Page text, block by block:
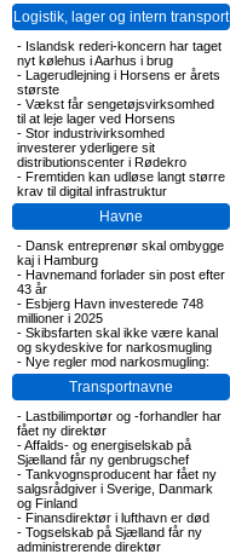
Logistik, lager og intern transport
- Islandsk rederi-koncern har taget
nyt kølehus i Aarhus i brug
- Lagerudlejning i Horsens er årets
største
- Vækst får sengetøjsvirksomhed
til at leje lager ved Horsens
- Stor industrivirksomhed
investerer yderligere sit
distributionscenter i Rødekro
- Fremtiden kan udløse langt større
krav til digital infrastruktur
Havne
- Dansk entreprenør skal ombygge
kaj i Hamburg
- Havnemand forlader sin post efter
43 år
- Esbjerg Havn investerede 748
millioner i 2025
- Skibsfarten skal ikke være kanal
og skydeskive for narkosmugling
- Nye regler mod narkosmugling:
Transportnavne
- Lastbilimportør og -forhandler har
fået ny direktør
-Affalds- og energiselskab på
Sjælland får ny genbrugschef
- Tankvognsproducent har fået ny
salgsrådgiver i Sverige, Danmark
og Finland
- Finansdirektør i lufthavn er død
- Togselskab på Sjælland får ny
administrerende direktør